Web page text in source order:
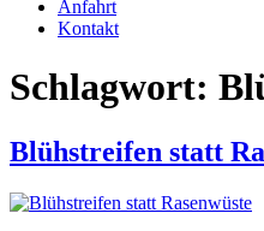
Anfahrt
Kontakt
Schlagwort:
Blühstreifen statt